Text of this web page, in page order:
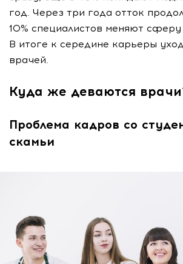
год. Через три года отток
10% специалистов меняют сферу
В итоге к середине карьеры
врачей.
Куда же деваются
Проблема кадров со
скамьи